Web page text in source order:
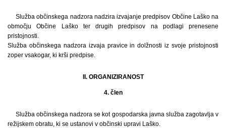
Služba občinskega nadzora nadzira izvajanje predpisov Občine Laško na
območju Občine Laško ter drugih predpisov na podlagi prenesene
pristojnosti.
Služba občinskega nadzora izvaja pravice in dolžnosti iz svoje pristojnosti
zoper vsakogar, ki krši predpise.
II. ORGANIZIRANOST
4. člen
Služba občinskega nadzora se kot gospodarska javna služba zagotavlja v
režijskem obratu, ki se ustanovi v občinski upravi Laško.